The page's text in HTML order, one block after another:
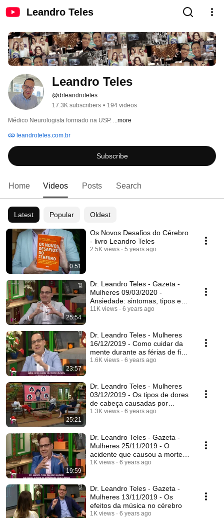
Leandro Teles
Leandro Teles
@drleandroteles
17.3K subscribers • 194 videos
Médico Neurologista formado na USP. ...more
leandroteles.com.br
Subscribe
Home Videos Posts Search
Latest Popular Oldest
0:51
Os Novos Desafios do Cérebro
- livro Leandro Teles
2.5K views 5 years ago
25:54
Dr. Leandro Teles - Gazeta -
Mulheres 09/03/2020 -
Ansiedade: sintomas, tipos e
tratamentos
11K views 6 years ago
23:57
Dr. Leandro Teles - Mulheres
16/12/2019 - Como cuidar da
mente durante as férias de fim
de ano
1.6K views 6 years ago
25:21
Dr. Leandro Teles - Mulheres
03/12/2019 - Os tipos de dores
de cabeça causadas por
hormônios
1.3K views 6 years ago
19:59
Dr. Leandro Teles - Gazeta -
Mulheres 25/11/2019 - O
acidente que causou a morte
de Gugu Liberato
1K views 6 years ago
Dr. Leandro Teles - Gazeta -
Mulheres 13/11/2019 - Os
efeitos da música no cérebro
1K views 6 years ago